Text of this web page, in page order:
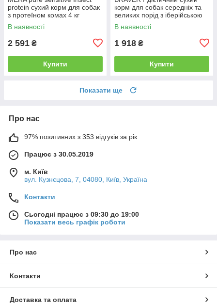
protein сухий корм для собак
з протеїном комах 4 кг
В наявності
2 591 ₴
Купити
корм для собак cередніх та
великих порід з іберійською
свининою 4 кг
В наявності
1 918 ₴
Купити
Показати ще
Про нас
97% позитивних з 353 відгуків за рік
Працює з 30.05.2019
м. Київ
вул. Кузнєцова, 7, 04080, Київ, Україна
Контакти
Сьогодні працює з 09:30 до 19:00
Показати весь графік роботи
Про нас
Контакти
Доставка та оплата